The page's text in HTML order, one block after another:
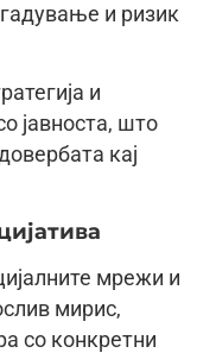
и ризик
и
јавноста, што
кај
мрежи и
мирис,
со конкретни